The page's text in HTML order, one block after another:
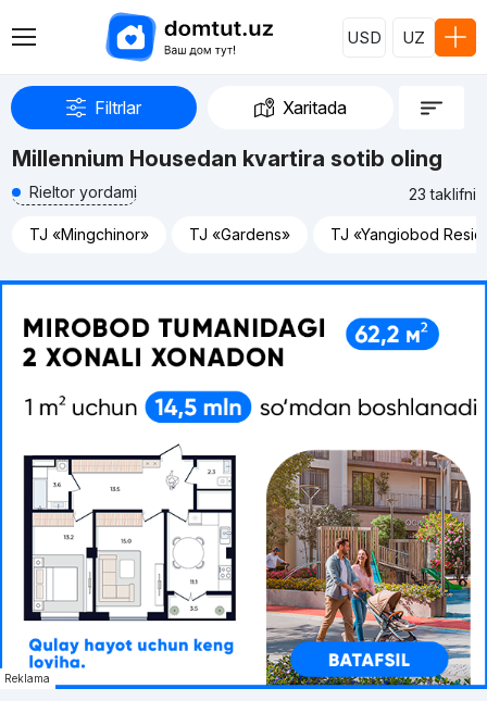
USD UZ
Filtrlar Xaritada
Millennium Housedan kvartira sotib oling
23 taklifni
Rieltor yordami
TJ «Mingchinor» TJ «Gardens» TJ «Yangiobod
Reklama